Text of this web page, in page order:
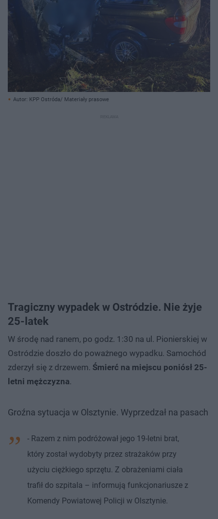
Autor: KPP Ostróda/ Materiały prasowe
Tragiczny wypadek w Ostródzie. Nie żyje
25-latek
W środę nad ranem, po godz. 1:30 na ul. Pionierskiej w
Ostródzie doszło do poważnego wypadku. Samochód
zderzył się z drzewem. Śmierć na miejscu poniósł 25-
letni mężczyzna.
Groźna sytuacja w Olsztynie. Wyprzedzał na pasach
- Razem z nim podróżował jego 19-letni brat,
który został wydobyty przez strażaków przy
użyciu ciężkiego sprzętu. Z obrażeniami ciała
trafił do szpitala – informują funkcjonariusze z
Komendy Powiatowej Policji w Olsztynie.